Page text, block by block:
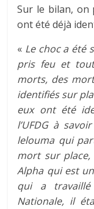
Sur le bilan,
ont été déjà
« Le choc a été
pris feu et
morts, des
identifiés sur
eux ont été
l’UFDG à
lelouma qui
mort sur
Alpha qui est
qui a travaillé
Nationale, il